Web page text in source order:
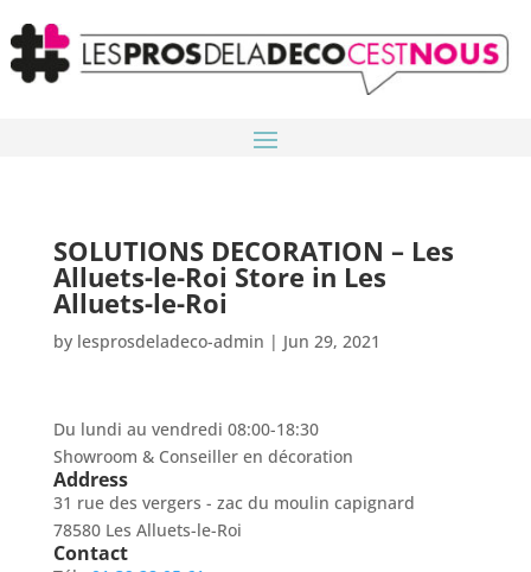
SOLUTIONS DECORATION – Les
Alluets-le-Roi Store in Les
Alluets-le-Roi
by lesprosdeladeco-admin | Jun 29, 2021
Du lundi au vendredi 08:00-18:30
Showroom & Conseiller en décoration
Address
31 rue des vergers - zac du moulin capignard
78580 Les Alluets-le-Roi
Contact